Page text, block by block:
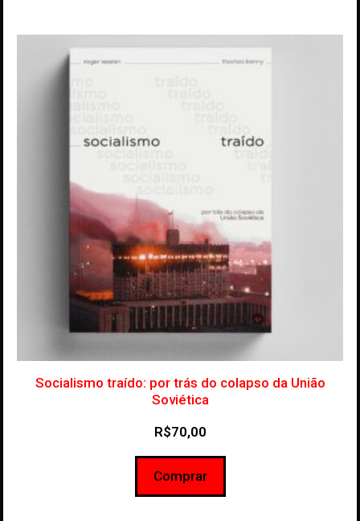
Socialismo traído: por trás do colapso da União
Soviética
R$70,00
Comprar